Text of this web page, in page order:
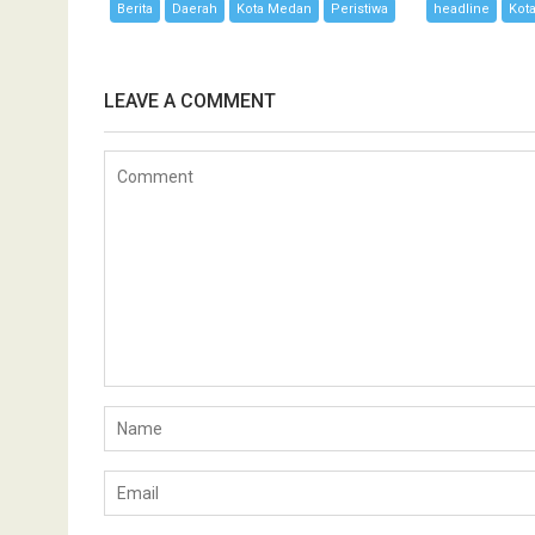
Berita Daerah Kota Medan Peristiwa headline
LEAVE A COMMENT